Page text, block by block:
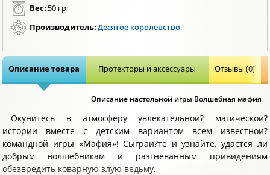
Вес: 50 гр;
Производитель:Десятое королевство.
Описание товара Протекторы и аксессуары Отзывы (0)
Описание настольной игры Волшебная мафия
Окунитесь в атмосферу увлекательнои? магическои?
истории вместе с детским вариантом всем известнои?
командной игры «Мафия»! Сыграи?те и узнайте, удастся ли
добрым волшебникам и разгневанным привидениям
обезвредить коварную злую ведьму.